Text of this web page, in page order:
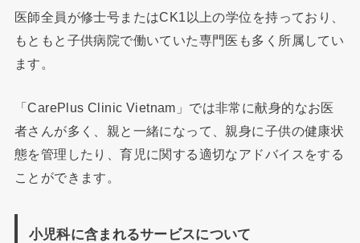
医師全員が修士号またはCK1以上の学位を持っており、
もともと子供病院で働いていた専門医も多く所属してい
ます。
「CarePlus Clinic Vietnam」では非常に献身的なお医
者さんが多く、親と一緒になって、親身に子供の健康状
態を管理したり、育児に関する適切なアドバイスをする
ことができます。
小児科に含まれるサービスについて